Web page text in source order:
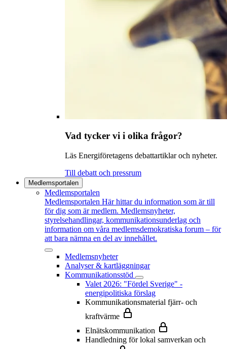
Vad tycker vi i olika frågor?
Läs Energiföretagens debattartiklar och nyheter.
Till debatt och pressrum
Medlemsportalen
Medlemsportalen
Medlemsportalen Här hittar du information som är till
för dig som är medlem. Medlemsnyheter,
styrelsehandlingar, kommunikationsunderlag och
information om våra medlemsdemokratiska forum – för
att bara nämna en del av innehållet.
Medlemsnyheter
Analyser & kartläggningar
Kommunikationsstöd
Valet 2026: "Fördel Sverige" -
energipolitiska förslag
Kommunikationsmaterial fjärr- och
kraftvärme
Elnätskommunikation
Handledning för lokal samverkan och